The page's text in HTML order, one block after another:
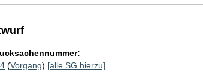
(Vorgang) [alle SG hierzu]